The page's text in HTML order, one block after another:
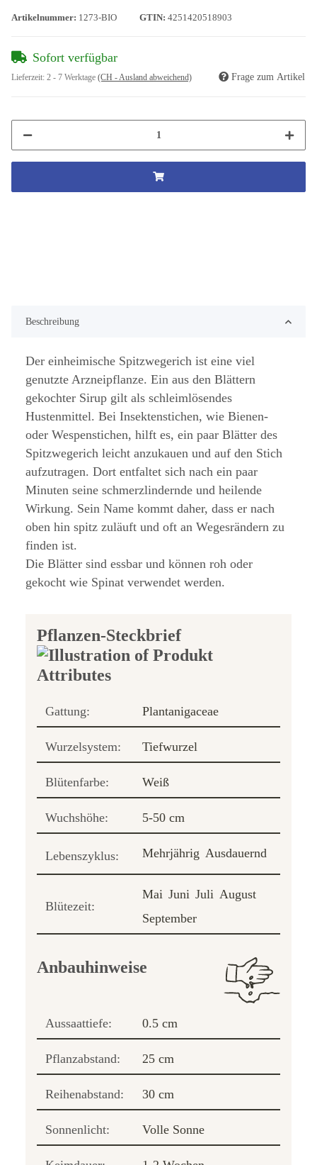
Artikelnummer: 1273-BIO GTIN: 4251420518903
Sofort verfügbar
Lieferzeit: 2 - 7 Werktage (CH - Ausland abweichend) Frage zum Artikel
Beschreibung
Der einheimische Spitzwegerich ist eine viel
genutzte Arzneipflanze. Ein aus den Blättern
gekochter Sirup gilt als schleimlösendes
Hustenmittel. Bei Insektenstichen, wie Bienen-
oder Wespenstichen, hilft es, ein paar Blätter des
Spitzwegerich leicht anzukauen und auf den Stich
aufzutragen. Dort entfaltet sich nach ein paar
Minuten seine schmerzlindernde und heilende
Wirkung. Sein Name kommt daher, dass er nach
oben hin spitz zuläuft und oft an Wegesrändern zu
finden ist.
Die Blätter sind essbar und können roh oder
gekocht wie Spinat verwendet werden.
Pflanzen-Steckbrief
Gattung: Plantanigaceae
Wurzelsystem: Tiefwurzel
Blütenfarbe: Weiß
Wuchshöhe: 5-50 cm
Lebenszyklus: Mehrjährig Ausdauernd
Blütezeit:
Mai Juni Juli August
September
Anbauhinweise
Aussaattiefe: 0.5 cm
Pflanzabstand: 25 cm
Reihenabstand: 30 cm
Sonnenlicht: Volle Sonne